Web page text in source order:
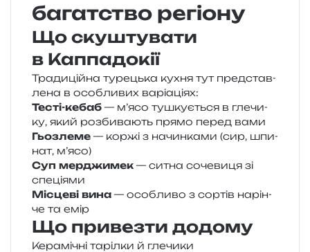
багатство регіону
Що скуштувати
в Каппадокії
Традиційна туре­цька кухня тут пред­став­
ле­на в осо­бли­вих варіаціях:
Тесті-кебаб— м’ясо тушку­є­ться в гле­чи­
ку, який роз­би­ва­ють прямо перед вами
Гьозлеме— коржі з начин­ка­ми (сир, шпи­
нат, м’ясо)
Суп мер­джи­мек— ситна соче­ви­ця зі
спеціями
Місцеві вина— осо­бли­во з сор­тів нарін­
че та емір
Що привезти додому
Керамічні таріл­ки й глечики